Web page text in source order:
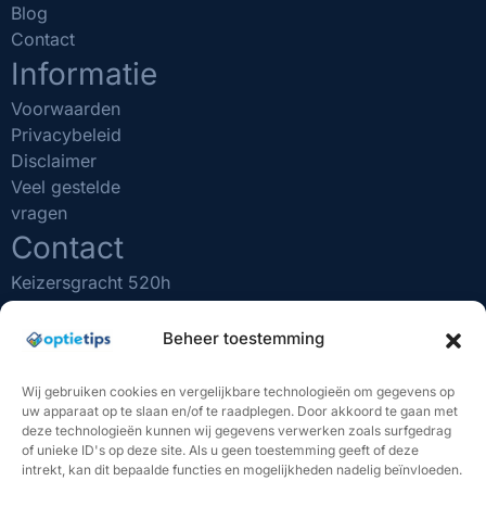
Beheer toestemming
Wij gebruiken cookies en vergelijkbare technologieën om gegevens op
uw apparaat op te slaan en/of te raadplegen. Door akkoord te gaan met
deze technologieën kunnen wij gegevens verwerken zoals surfgedrag
of unieke ID's op deze site. Als u geen toestemming geeft of deze
intrekt, kan dit bepaalde functies en mogelijkheden nadelig beïnvloeden.
Blog
Contact
Informatie
Voorwaarden
Privacybeleid
Disclaimer
Veel gestelde
vragen
Contact
Keizersgracht 520h
1017 EK Amsterdam
(020) 231 0610
KVK nr: 75481731
BELANGRIJK OM TE WETEN
"Beleggen brengt risico's met zich mee. U kunt (een deel
van) uw inleg verliezen. De handelssignalen van Optietips